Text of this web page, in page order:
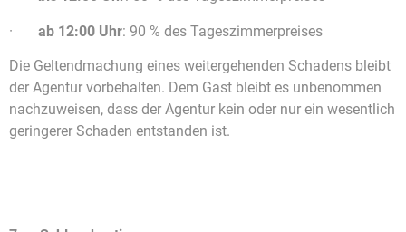
· ab 12:00 Uhr: 90 % des Tageszimmerpreises
Die Geltendmachung eines weitergehenden Schadens bleibt
der Agentur vorbehalten. Dem Gast bleibt es unbenommen
nachzuweisen, dass der Agentur kein oder nur ein wesentlich
geringerer Schaden entstanden ist.